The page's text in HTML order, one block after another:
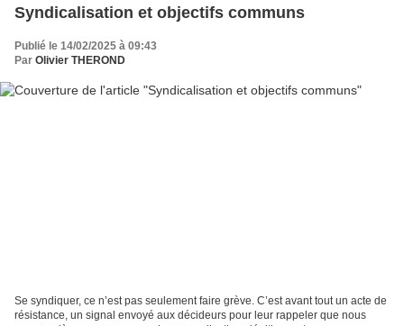
Syndicalisation et objectifs communs
Publié le 14/02/2025 à 09:43
Par Olivier THEROND
Se syndiquer, ce n’est pas seulement faire grève. C’est avant tout un acte de
résistance, un signal envoyé aux décideurs pour leur rappeler que nous